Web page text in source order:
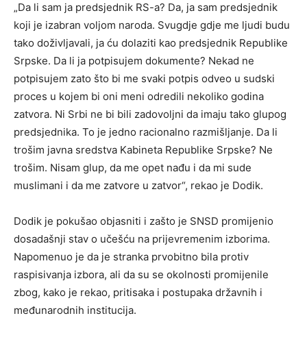
„Da li sam ja predsjednik RS-a? Da, ja sam predsjednik
koji je izabran voljom naroda. Svugdje gdje me ljudi budu
tako doživljavali, ja ću dolaziti kao predsjednik Republike
Srpske. Da li ja potpisujem dokumente? Nekad ne
potpisujem zato što bi me svaki potpis odveo u sudski
proces u kojem bi oni meni odredili nekoliko godina
zatvora. Ni Srbi ne bi bili zadovoljni da imaju tako glupog
predsjednika. To je jedno racionalno razmišljanje. Da li
trošim javna sredstva Kabineta Republike Srpske? Ne
trošim. Nisam glup, da me opet nađu i da mi sude
muslimani i da me zatvore u zatvor“, rekao je Dodik.
Dodik je pokušao objasniti i zašto je SNSD promijenio
dosadašnji stav o učešću na prijevremenim izborima.
Napomenuo je da je stranka prvobitno bila protiv
raspisivanja izbora, ali da su se okolnosti promijenile
zbog, kako je rekao, pritisaka i postupaka državnih i
međunarodnih institucija.